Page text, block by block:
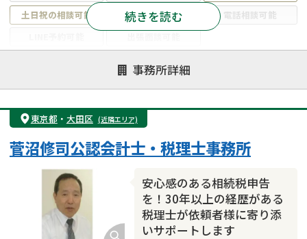
土日祝の相談可能
19時以降電話可能
電話相談可能
遺言書作成・遺言執行
相続放棄
相続登記
遺産分割
遺留分侵害額請求
相続税申告
相続手続き
銀行手続き
成年後見・任意後見
贈与税
生前対策
相続人調査
相続財産調査
相続トラブル
続きを読む
事務所詳細
東京都 ・ 大田区 (近隣エリア)
安心感のある相続税申告
を！30年以上の経歴がある
税理士が依頼者様に寄り添
いサポートします
菅沼修司公認会計士・税理士事務所